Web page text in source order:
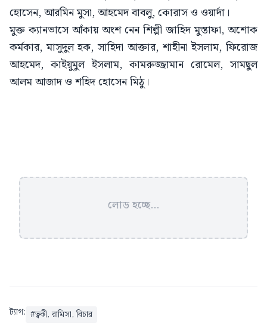
হোসেন, আরমিন মুসা, আহমেদ বাবলু, কোরাস ও ওয়ার্দা।
মুক্ত ক্যানভাসে আঁকায় অংশ নেন শিল্পী জাহিদ মুস্তাফা, অশোক
কর্মকার, মাসুদুল হক, সাহিদা আক্তার, শাহীনা ইসলাম, ফিরোজ
আহমেদ, কাইয়ুমুল ইসলাম, কামরুজ্জামান রোমেল, সামছুল
আলম আজাদ ও শহিদ হোসেন মিঠু।
লোড হচ্ছে...
ট্যাগ: #ত্বকী, রামিসা, বিচার